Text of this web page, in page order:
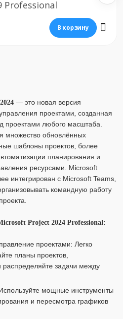
Professional
В корзину
— это новая версия
проектами, созданная
проектами любого масштаба.
множество обновлённых
шаблоны проектов, более
планирования и
ресурсами. Microsoft
интегрирован с Microsoft Teams,
командную работу
Project 2024 Professional:
проектами: Легко
планы проектов,
распределяйте задачи между
мощные инструменты
и пересмотра графиков